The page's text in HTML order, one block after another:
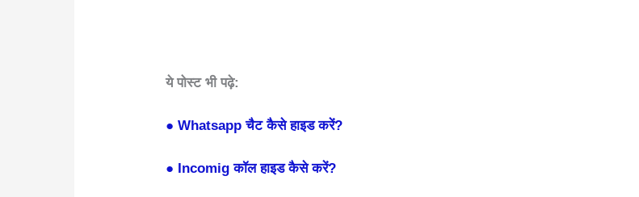
ये पोस्ट भी पढ़े:
●Whatsapp चैट कैसे हाइड करें?
● Incomig कॉल हाइड कैसे करें?